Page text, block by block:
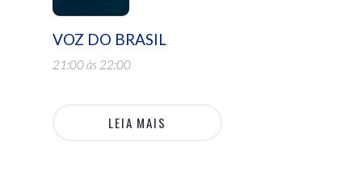
VOZ DO BRASIL
21:00 às 22:00
LEIA MAIS